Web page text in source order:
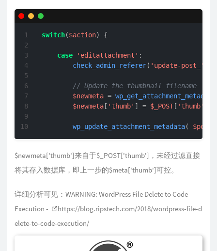
switch($action) {
case 'editattachment' :
check_admin_referer( 'update-post_'
// Update the thumbnail filename
$newmeta = wp_get_attachment_metadata
$newmeta[ 'thumb' ] = $_POST[ 'thumb'
wp_update_attachment_metadata(
$newmeta['thumb']来自于$_POST['thumb']，未经过滤直接
将其存入数据库，即上一步的$meta['thumb']可控。
详细分析可见：WARNING: WordPress File Delete to Code
Execution -
https://blog.ripstech.com/2018/wordpress-file-d
elete-to-code-execution/